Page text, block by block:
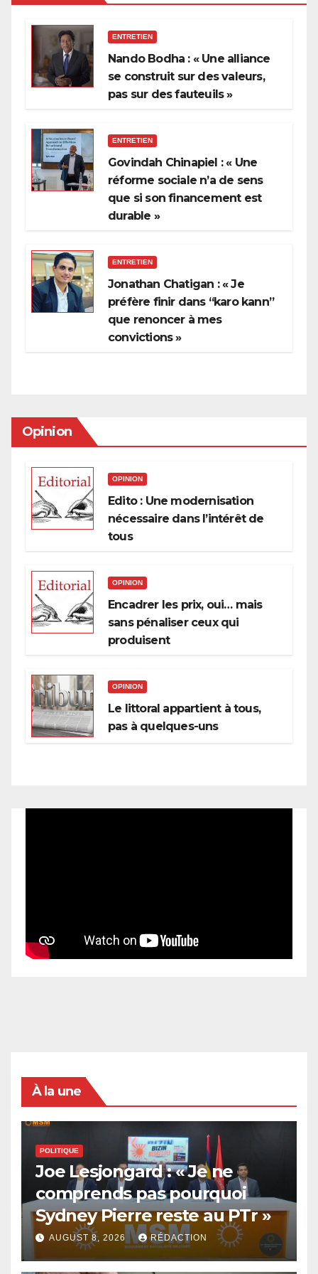
ENTRETIEN
Nando Bodha : « Une alliance
se construit sur des valeurs,
pas sur des fauteuils »
ENTRETIEN
Govindah Chinapiel : « Une
réforme sociale n’a de sens
que si son financement est
durable »
ENTRETIEN
Jonathan Chatigan : « Je
préfère finir dans “karo kann”
que renoncer à mes
convictions »
Opinion
OPINION
Edito : Une modernisation
nécessaire dans l’intérêt de
tous
OPINION
Encadrer les prix, oui… mais
sans pénaliser ceux qui
produisent
OPINION
Le littoral appartient à tous,
pas à quelques-uns
À la une
POLITIQUE
Joe Lesjongard : « Je ne
comprends pas pourquoi
Sydney Pierre reste au PTr »
AUGUST 8, 2026 RÉDACTION